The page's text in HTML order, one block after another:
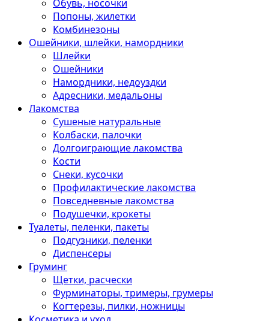
Обувь, носочки
Попоны, жилетки
Комбинезоны
Ошейники, шлейки, намордники
Шлейки
Ошейники
Намордники, недоуздки
Адресники, медальоны
Лакомства
Сушеные натуральные
Колбаски, палочки
Долгоиграющие лакомства
Кости
Снеки, кусочки
Профилактические лакомства
Повседневные лакомства
Подушечки, крокеты
Туалеты, пеленки, пакеты
Подгузники, пеленки
Диспенсеры
Груминг
Щетки, расчески
Фурминаторы, тримеры, грумеры
Когтерезы, пилки, ножницы